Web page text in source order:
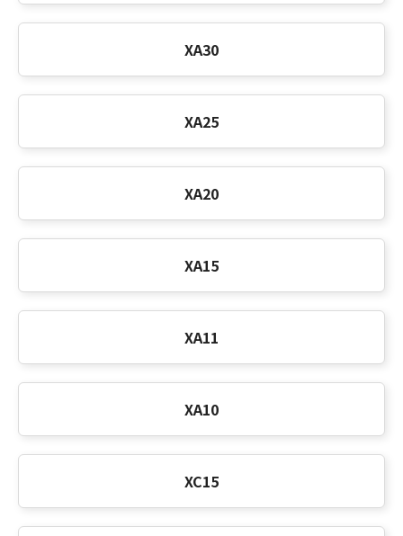
XA30
XA25
XA20
XA15
XA11
XA10
XC15